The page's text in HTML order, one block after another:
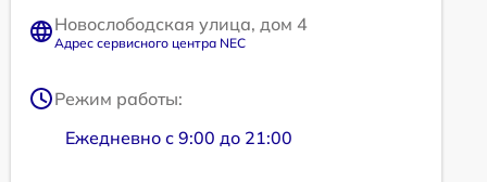
Новослободская улица, дом 4
Адрес сервисного центра NEC
Режим работы:
Ежедневно с 9:00 до 21:00